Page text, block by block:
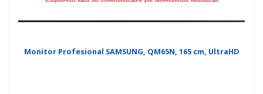
Monitor Profesional SAMSUNG, QM65N, 165 cm, UltraHD